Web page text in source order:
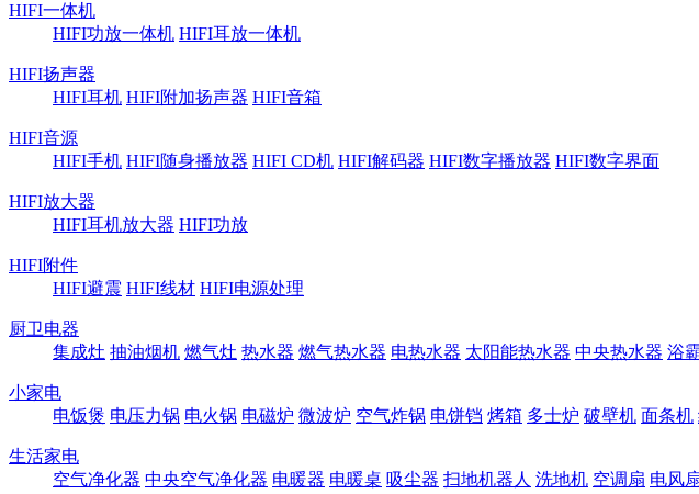
HIFI一体机
HIFI功放一体机 HIFI耳放一体机
HIFI扬声器
HIFI耳机 HIFI附加扬声器 HIFI音箱
HIFI音源
HIFI手机 HIFI随身播放器 HIFI CD机 HIFI解码器 HIFI数字播放器 HIFI数字界面
HIFI放大器
HIFI耳机放大器 HIFI功放
HIFI附件
HIFI避震 HIFI线材 HIFI电源处理
厨卫电器
集成灶 抽油烟机 燃气灶 热水器 燃气热水器 电热水器 太阳能热水器 中央热水器 浴
小家电
电饭煲 电压力锅 电火锅 电磁炉 微波炉 空气炸锅 电饼铛 烤箱 多士炉 破壁机 面条机
生活家电
空气净化器 中央空气净化器 电暖器 电暖桌 吸尘器 扫地机器人 洗地机 空调扇 电风